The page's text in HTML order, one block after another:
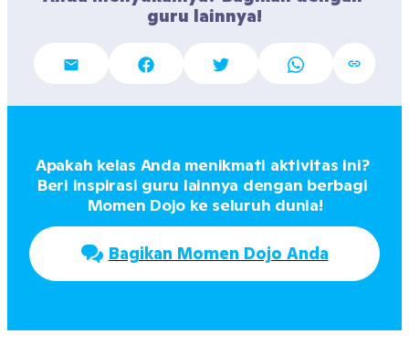
guru lainnya!
Apakah kelas Anda menikmati aktivitas ini?
Beri inspirasi guru lainnya dengan berbagi
Momen Dojo ke seluruh dunia!
Bagikan Momen Dojo Anda